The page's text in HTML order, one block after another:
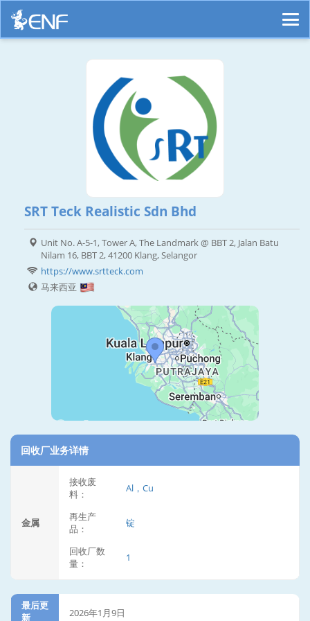
SRT Teck Realistic Sdn Bhd
Unit No. A-5-1, Tower A, The Landmark @ BBT 2, Jalan Batu
Nilam 16, BBT 2, 41200 Klang, Selangor
https://www.srtteck.com
马来西亚
回收厂业务详情
金属
接收废
料：
Al，Cu
再生产
品：
锭
回收厂数
量：
1
最后更
新
2026年1月9日